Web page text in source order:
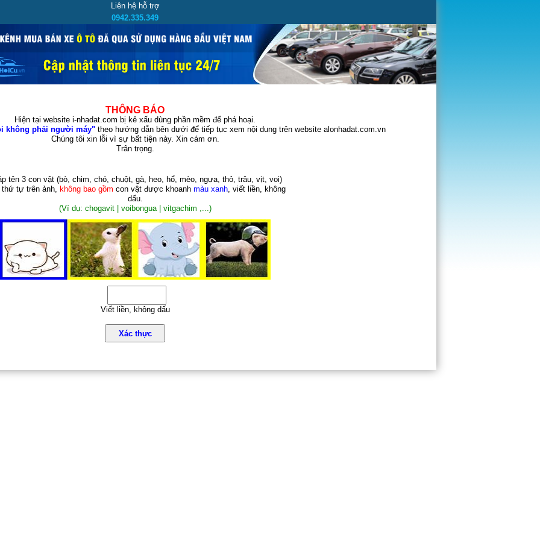
Liên hệ hỗ trợ
0942.335.349
THÔNG BÁO
Hiện tại website i-nhadat.com bị kẻ xấu dùng phần mềm để phá hoại.
không phải người máy"theo hướng dẫn bên dưới để tiếp tục xem nội dung trên website alonhadat.com.vn
Chúng tôi xin lỗi vì sự bất tiện này. Xin cám ơn.
Trân trọng.
tên 3 con vật (bò, chim, chó, chuột, gà, heo, hổ, mèo, ngựa, thỏ, trâu, vịt, voi)
thứ tự trên ảnh, không bao gồm con vật được khoanh màu xanh, viết liền, không
dấu.
(Ví dụ: chogavit | voibongua | vitgachim ,...)
Viết liền, không dấu
Xác thực